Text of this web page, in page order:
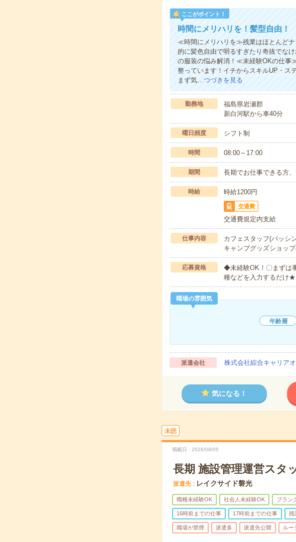
ここがポイント！
時間にメリハリを！髪型自由！
≪時間にメリハリを≫残業はほとんど
的に髪色自由で明るすぎたり奇抜でな
の服装の悩み解消！≪未経験OKの仕事
整っています！イチからスキルUP・
まず気…つづきを見る
勤務地
福島県岩瀬郡
新白河駅から車40分
曜日頻度 シフト制
時間 08:00～17:00
期間 長期でお仕事できる方、
時給 時給1200円
交通費
交通費規定内支給
仕事内容
カフェスタッフ(バッシ
キャンプグッズショッ
応募資格
◆未経験OK！〇まずは
種などを入力するだけ
職場の雰囲気
年齢層
派遣会社 株式会社綜合キャリア
気になる！
未読
掲載日 2026/08/05
長期 施設管理運営スタ
派遣先 レイクサイド磐光
職種未経験OK 社会人未経験OK ブラン
16時前までの仕事 17時前までの仕事 残
職場が禁煙 派遣多 派遣先公開 ルー